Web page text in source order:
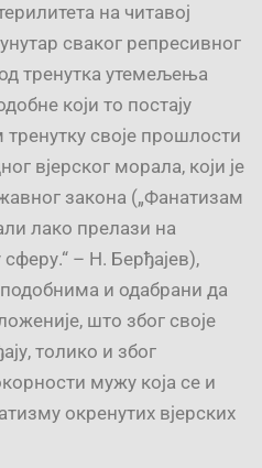
на читавој
сваког репресивног
тренутка утемељења
који то постају
своје прошлости
вјерског морала, који је
закона („Фанатизам
лако прелази на
– Н. Берђајев),
и одабрани да
што због своје
толико и због
мужу која се и
окренутих вјерских